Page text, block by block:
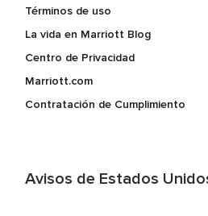
Términos de uso
La vida en Marriott Blog
Centro de Privacidad
Marriott.com
Contratación de Cumplimiento
Avisos de Estados